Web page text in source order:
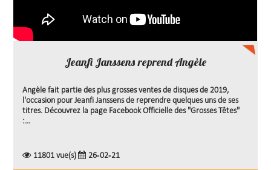
Jeanfi Janssens reprend Angèle
Angèle fait partie des plus grosses ventes de disques de 2019,
l'occasion pour Jeanfi Janssens de reprendre quelques uns de ses
titres. Découvrez la page Facebook Officielle des "Grosses Têtes"
:...
11801 vue(s) 26-02-21